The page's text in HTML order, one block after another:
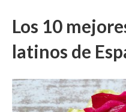
Los 10
latinos de